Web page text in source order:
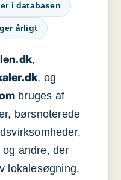
i databasen
årligt
,
, og
bruges af
børsnoterede
andre, der
lokalesøgning,